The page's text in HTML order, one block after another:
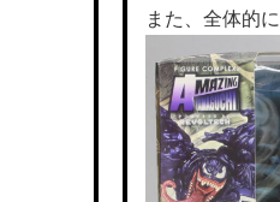
また、全体的